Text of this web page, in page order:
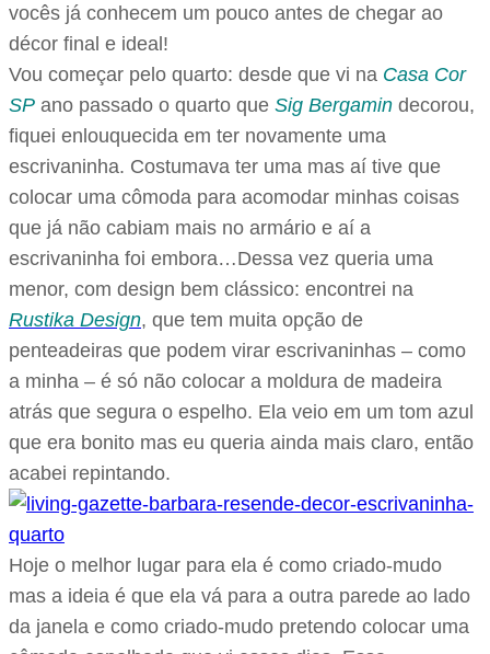
vocês já conhecem um pouco antes de chegar ao
décor final e ideal!
Vou começar pelo quarto: desde que vi na Casa Cor
SP ano passado o quarto que Sig Bergamin decorou,
fiquei enlouquecida em ter novamente uma
escrivaninha. Costumava ter uma mas aí tive que
colocar uma cômoda para acomodar minhas coisas
que já não cabiam mais no armário e aí a
escrivaninha foi embora…Dessa vez queria uma
menor, com design bem clássico: encontrei na
Rustika Design, que tem muita opção de
penteadeiras que podem virar escrivaninhas – como
a minha – é só não colocar a moldura de madeira
atrás que segura o espelho. Ela veio em um tom azul
que era bonito mas eu queria ainda mais claro, então
acabei repintando.
Hoje o melhor lugar para ela é como criado-mudo
mas a ideia é que ela vá para a outra parede ao lado
da janela e como criado-mudo pretendo colocar uma